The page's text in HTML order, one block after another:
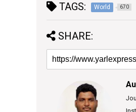
TAGS: World 670
SHARE: